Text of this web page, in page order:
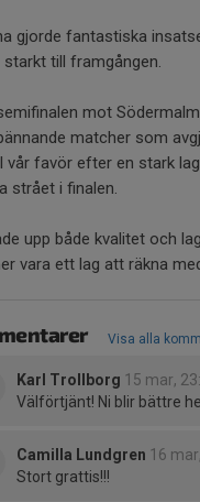
gjorde fantastiska
till framgången.
mot
matcher som
vår favör efter en stark
strået i finalen.
upp både kvalitet och
vara ett lag att räkna
Visa alla
Karl Trollborg 15 mar,
Välförtjänt! Ni blir bättre
Camilla Lundgren 16
Stort grattis!!!